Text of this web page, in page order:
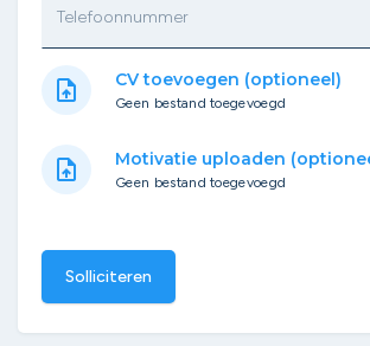
Telefoonnummer
upload_file CV toevoegen (optioneel)
Geen bestand toegevoegd
upload_file Motivatie uploaden
Geen bestand toegevoegd
Solliciteren